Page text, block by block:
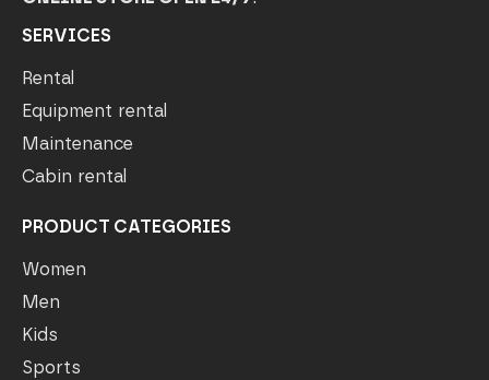
SERVICES
Rental
Equipment rental
Maintenance
Cabin rental
PRODUCT CATEGORIES
Women
Men
Kids
Sports